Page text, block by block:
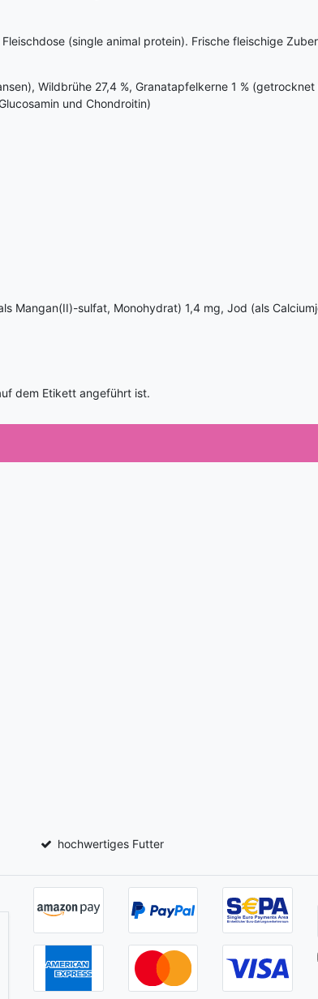
(single animal protein). Frische fleischige
Wildbrühe 27,4 %, Granatapfelkerne 1 %
und Chondroitin)
Mangan(II)-sulfat, Monohydrat) 1,4 mg, Jod (als
dem Etikett angeführt ist.
hochwertiges Futter